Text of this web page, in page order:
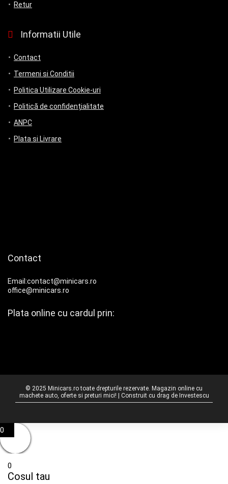
Retur
Informatii Utile
Contact
Termeni si Conditii
Politica Utilizare Cookie-uri
Politică de confidențialitate
ANPC
Plata si Livrare
Contact
Email:contact@minicars.ro
office@minicars.ro
Plata online cu cardul prin:
© 2025 Minicars.ro toate drepturile rezervate. Magazin online cu
machete auto, oferte si preturi mici! | Construit cu drag de Investescu
0
0
Cosul tau